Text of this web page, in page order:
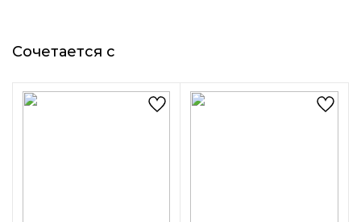
Диаметр:2,4 см
Декоративный элемент 1:Без элементов
металла образуют необычную форму, а покрытие
Нестандартные серьги станут уникальным штрихом в
Сочетается с